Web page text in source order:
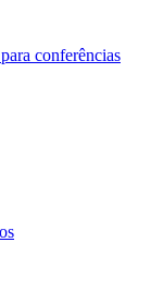
conferências